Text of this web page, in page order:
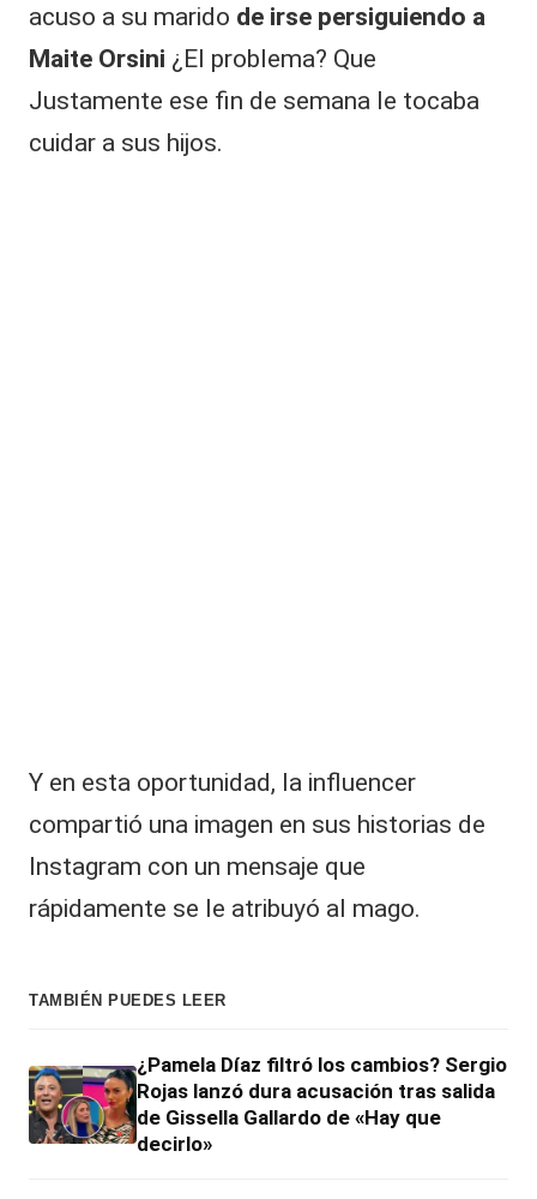
acuso a su marido de irse persiguiendo a
Maite Orsini ¿El problema? Que
Justamente ese fin de semana le tocaba
cuidar a sus hijos.
Y en esta oportunidad, la influencer
compartió una imagen en sus historias de
Instagram con un mensaje que
rápidamente se le atribuyó al mago.
TAMBIÉN PUEDES LEER
¿Pamela Díaz filtró los cambios? Sergio
Rojas lanzó dura acusación tras salida
de Gissella Gallardo de «Hay que
decirlo»